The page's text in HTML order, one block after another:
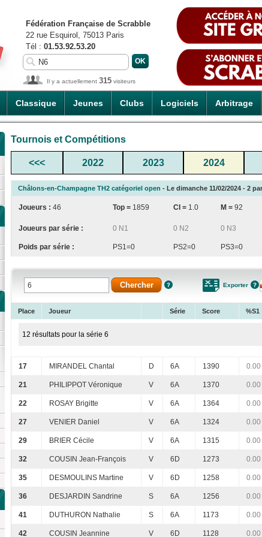
Classique Jeunes Clubs Logiciels Arbitrage
Fédération Française de Scrabble
22 rue Esquirol, 75013 Paris
Tél : 01.53.92.53.20
Il y a actuellement 315 visiteurs
Tournois et Compétitions
<<< 2022 2023 2024
Châlons-en-Champagne TH2 catégoriel open - Le dimanche 11/02/2024 - 2
Joueurs : 46 Top = 1859 CI = 1.0 M = 92
Joueurs par série : 0 N1 0 N2 0 N3
Poids par série : PS1=0 PS2=0 PS3=0
Exporter
Place Joueur Série Score %S1
12 résultats pour la série 6
17 MIRANDEL Chantal D 6A 1390 0.00
21 PHILIPPOT Véronique V 6A 1370 0.00
22 ROSAY Brigitte V 6A 1364 0.00
27 VENIER Daniel V 6A 1324 0.00
29 BRIER Cécile V 6A 1315 0.00
32 COUSIN Jean-François V 6D 1273 0.00
35 DESMOULINS Martine V 6D 1258 0.00
36 DESJARDIN Sandrine S 6A 1256 0.00
41 DUTHURON Nathalie S 6A 1173 0.00
42 COUSIN Jeannine V 6D 1128 0.00